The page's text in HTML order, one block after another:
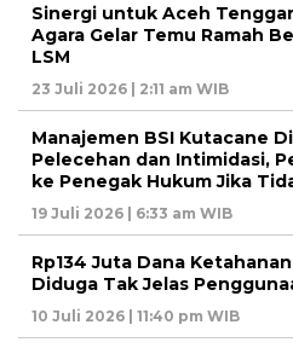
Sinergi untuk Aceh
Agara Gelar Temu Ramah
LSM
23 Juli 2026 | 2:11 am WIB
Manajemen BSI Kutacane
Pelecehan dan Intimidasi,
ke Penegak Hukum Jika
19 Juli 2026 | 6:33 am WIB
Rp134 Juta Dana
Diduga Tak Jelas
10 Juli 2026 | 11:40 pm WIB